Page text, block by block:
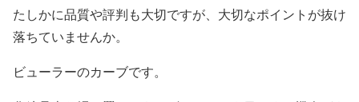
たしかに品質や評判も大切ですが、大切なポイントが抜け
落ちていませんか。
ビューラーのカーブです。